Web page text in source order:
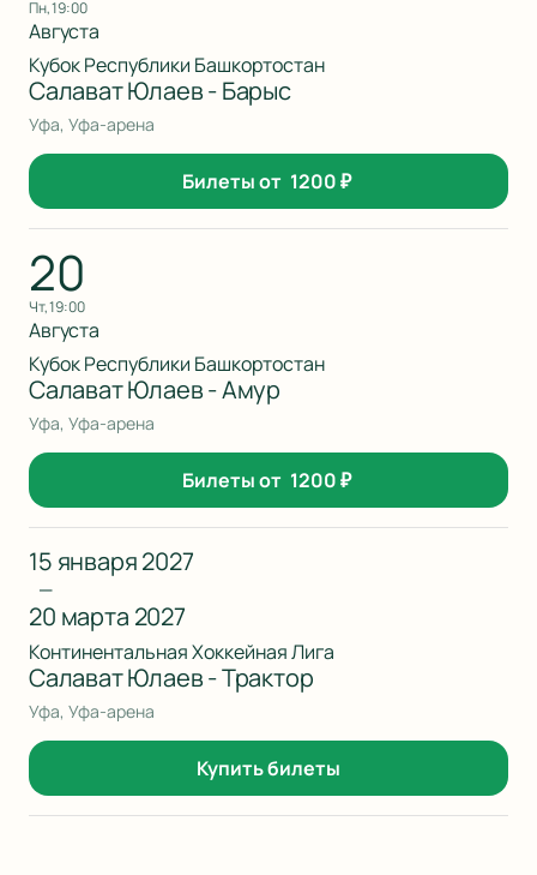
пн, 19:00
Августа
Кубок Республики Башкортостан
Салават Юлаев - Барыс
Уфа, Уфа-арена
Билеты от 1200₽
20
чт, 19:00
Августа
Кубок Республики Башкортостан
Салават Юлаев - Амур
Уфа, Уфа-арена
Билеты от 1200₽
15 января 2027
—
20 марта 2027
Континентальная Хоккейная Лига
Салават Юлаев - Трактор
Уфа, Уфа-арена
Купить билеты